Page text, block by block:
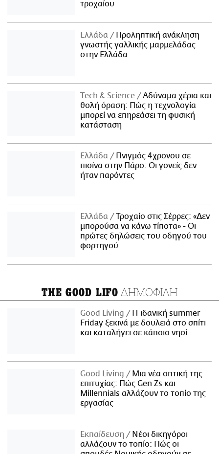
τροχαίου
Ελλάδα
Προληπτική ανάκληση
γνωστής γαλλικής μαρμελάδας
στην Ελλάδα
Τech & Science
Αδύναμα χέρια και
θολή όραση: Πώς η τεχνολογία
μπορεί να επηρεάσει τη φυσική
κατάσταση
Ελλάδα
Πνιγμός 4χρονου σε
πισίνα στην Πάρο: Οι γονείς δεν
ήταν παρόντες
Ελλάδα
Τροχαίο στις Σέρρες: «Δεν
μπορούσα να κάνω τίποτα» - Οι
πρώτες δηλώσεις του οδηγού του
φορτηγού
THE GOOD LIFO ΔΗΜΟΦΙΛΗ
Good Living
Η ιδανική summer
Friday ξεκινά με δουλειά στο σπίτι
και καταλήγει σε κάποιο νησί
Good Living
Μια νέα οπτική της
επιτυχίας: Πώς Gen Zs και
Millennials αλλάζουν το τοπίο της
εργασίας
Εκπαίδευση
Νέοι δικηγόροι
αλλάζουν το τοπίο: Πώς οι